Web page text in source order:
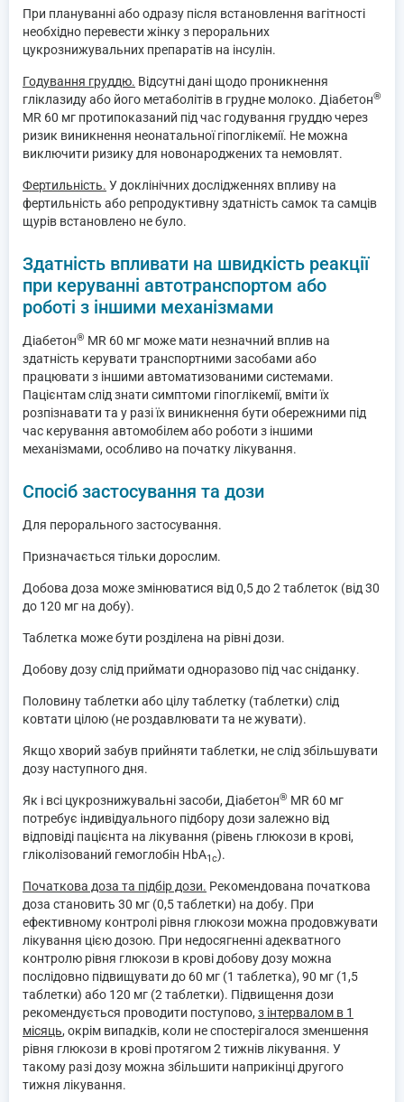
При плануванні або одразу після встановлення вагітності
необхідно перевести жінку з пероральних
цукрознижувальних препаратів на інсулін.
Годування груддю. Відсутні дані щодо проникнення
гліклазиду або його метаболітів в грудне молоко. Діабетон®
MR 60 мг протипоказаний під час годування груддю через
ризик виникнення неонатальної гіпоглікемії. Не можна
виключити ризику для новонароджених та немовлят.
Фертильність. У доклінічних дослідженнях впливу на
фертильність або репродуктивну здатність самок та самців
щурів встановлено не було.
Здатність впливати на швидкість реакції
при керуванні автотранспортом або
роботі з іншими механізмами
Діабетон® MR 60 мг може мати незначний вплив на
здатність керувати транспортними засобами або
працювати з іншими автоматизованими системами.
Пацієнтам слід знати симптоми гіпоглікемії, вміти їх
розпізнавати та у разі їх виникнення бути обережними під
час керування автомобілем або роботи з іншими
механізмами, особливо на початку лікування.
Спосіб застосування та дози
Для перорального застосування.
Призначається тільки дорослим.
Добова доза може змінюватися від 0,5 до 2 таблеток (від 30
до 120 мг на добу).
Таблетка може бути розділена на рівні дози.
Добову дозу слід приймати одноразово під час сніданку.
Половину таблетки або цілу таблетку (таблетки) слід
ковтати цілою (не роздавлювати та не жувати).
Якщо хворий забув прийняти таблетки, не слід збільшувати
дозу наступного дня.
Як і всі цукрознижувальні засоби, Діабетон® MR 60 мг
потребує індивідуального підбору дози залежно від
відповіді пацієнта на лікування (рівень глюкози в крові,
гліколізований гемоглобін HbA1c).
Початкова доза та підбір дози. Рекомендована початкова
доза становить 30 мг (0,5 таблетки) на добу. При
ефективному контролі рівня глюкози можна продовжувати
лікування цією дозою. При недосягненні адекватного
контролю рівня глюкози в крові добову дозу можна
послідовно підвищувати до 60 мг (1 таблетка), 90 мг (1,5
таблетки) або 120 мг (2 таблетки). Підвищення дози
рекомендується проводити поступово, з інтервалом в 1
місяць, окрім випадків, коли не спостерігалося зменшення
рівня глюкози в крові протягом 2 тижнів лікування. У
такому разі дозу можна збільшити наприкінці другого
тижня лікування.